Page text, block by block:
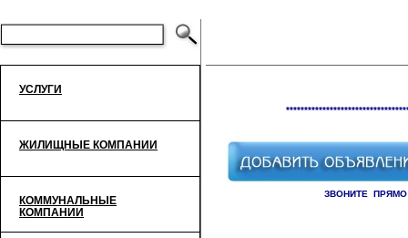
УСЛУГИ
ЖИЛИЩНЫЕ КОМПАНИИ
КОММУНАЛЬНЫЕ
КОМПАНИИ
ЗВОНИТЕ